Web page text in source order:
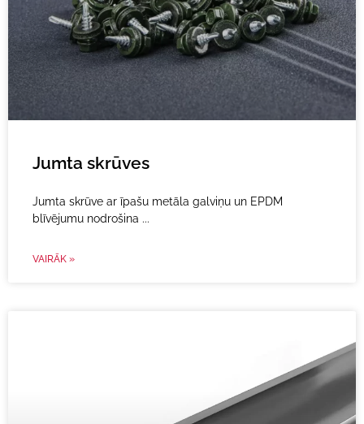
Jumta skrūves
Jumta skrūve ar īpašu metāla galviņu un EPDM
blīvējumu nodrošina
VAIRĀK »